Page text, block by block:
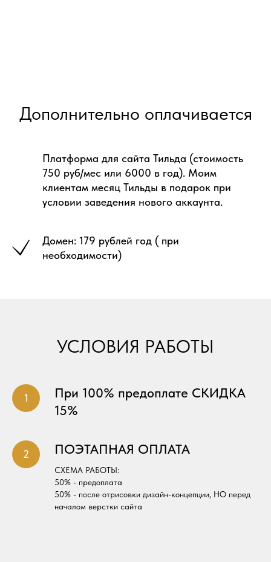
Дополнительно оплачивается
Платформа для сайта Тильда (стоимость
750 руб/мес или 6000 в год). Моим
клиентам месяц Тильды в подарок при
условии заведения нового аккаунта.
Домен: 179 рублей год ( при
необходимости)
УСЛОВИЯ РАБОТЫ
При 100% предоплате СКИДКА
15%
ПОЭТАПНАЯ ОПЛАТА
СХЕМА РАБОТЫ:
50% - предоплата
50% - после отрисовки дизайн-концепции, НО перед
началом верстки сайта